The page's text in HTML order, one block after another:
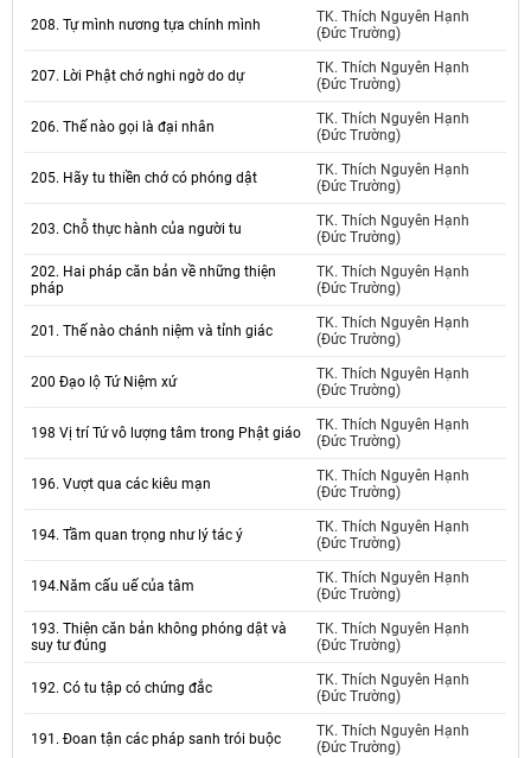
208. Tự mình nương tựa chính mình
TK. Thích Nguyên Hạnh
(Đức Trường)
207. Lời Phật chớ nghi ngờ do dự
TK. Thích Nguyên Hạnh
(Đức Trường)
206. Thế nào gọi là đại nhân
TK. Thích Nguyên Hạnh
(Đức Trường)
205. Hãy tu thiền chớ có phóng dật
TK. Thích Nguyên Hạnh
(Đức Trường)
203. Chỗ thực hành của người tu
TK. Thích Nguyên Hạnh
(Đức Trường)
202. Hai pháp căn bản về những thiện
pháp
TK. Thích Nguyên Hạnh
(Đức Trường)
201. Thế nào chánh niệm và tỉnh giác
TK. Thích Nguyên Hạnh
(Đức Trường)
200 Đạo lộ Tứ Niệm xứ
TK. Thích Nguyên Hạnh
(Đức Trường)
198 Vị trí Tứ vô lượng tâm trong Phật giáo
TK. Thích Nguyên Hạnh
(Đức Trường)
196. Vượt qua các kiêu mạn
TK. Thích Nguyên Hạnh
(Đức Trường)
194. Tầm quan trọng như lý tác ý
TK. Thích Nguyên Hạnh
(Đức Trường)
194.Năm cấu uế của tâm
TK. Thích Nguyên Hạnh
(Đức Trường)
193. Thiện căn bản không phóng dật và
suy tư đúng
TK. Thích Nguyên Hạnh
(Đức Trường)
192. Có tu tập có chứng đắc
TK. Thích Nguyên Hạnh
(Đức Trường)
191. Đoan tận các pháp sanh trói buộc
TK. Thích Nguyên Hạnh
(Đức Trường)